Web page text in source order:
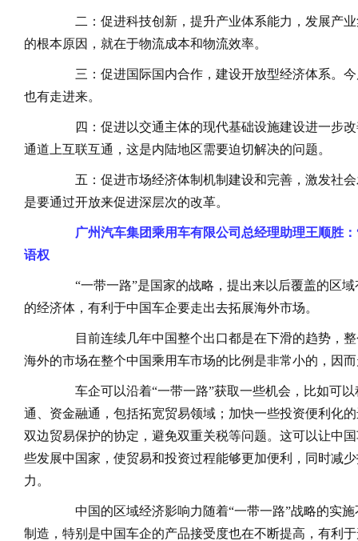
二：促进科技创新，提升产业体系能力，发展产业
的根本原因，就在于物流成本和物流效率。
三：促进国际国内合作，建设开放型经济体系。今
也有走进来。
四：促进以交通主体的现代基础设施建设进一步改
通道上互联互通，这是内陆地区需要迫切解决的问题。
五：促进市场经济体制机制建设和完善，激发社会
是要通过开放来促进深层次的改革。
广州汽车集团乘用车有限公司总经理助理王顺胜
语权
“一带一路”是国家的战略，提出来以后覆盖的区域
的经济体，有利于中国车企要走出去拓展海外市场。
目前连续几年中国整个出口都是在下滑的趋势，整
海外的市场在整个中国乘用车市场的比例是非常小的，因
车企可以沿着“一带一路”获取一些机会，比如可以
通、资金融通，包括拓宽贸易领域；加快一些投资便利化
双边贸易保护的协定，避免双重关税等问题。这可以让中
些发展中国家，使贸易和投资过程能够更加便利，同时减
力。
中国的区域经济影响力随着“一带一路”战略的实施
制造，特别是中国车企的产品接受度也在不断提高，有利